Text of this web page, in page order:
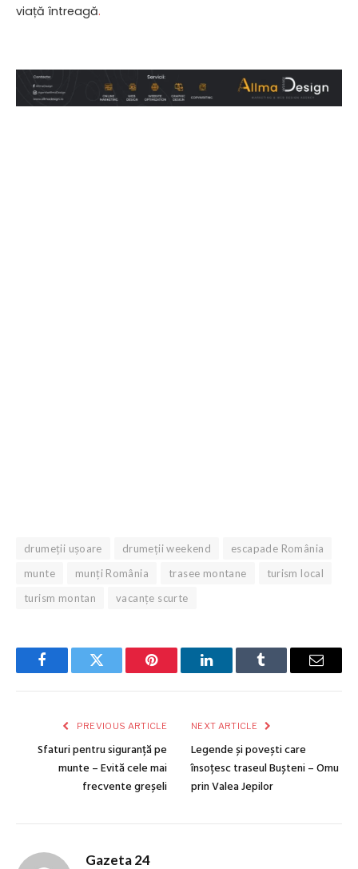
viață întreagă.
drumeții ușoare drumeții weekend
escapade România
munte
munți România trasee montane
turism local
turism montan
vacanțe scurte
FacebookTwitter Pinterest LinkedInTumblr Email
PREVIOUS ARTICLE
Sfaturi pentru siguranță pe
munte – Evită cele mai
frecvente greșeli
NEXT ARTICLE
Legende și povești care
însoțesc traseul Bușteni – Omu
prin Valea Jepilor
Gazeta 24